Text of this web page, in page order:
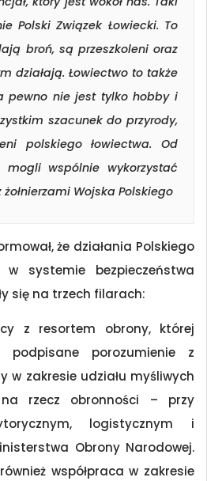
Polski Związek Łowiecki. To
broń, są przeszkoleni oraz
działają. Łowiectwo to także
pewno nie jest tylko hobby i
szacunek do przyrody,
polskiego łowiectwa. Od
wspólnie wykorzystać
Wojska Polskiego
że działania Polskiego
w systemie bezpieczeństwa
się na trzech filarach:
z resortem obrony, której
podpisane porozumienie z
w zakresie udziału myśliwych
rzecz obronności – przy
logistycznym i
Obrony Narodowej.
współpraca w zakresie